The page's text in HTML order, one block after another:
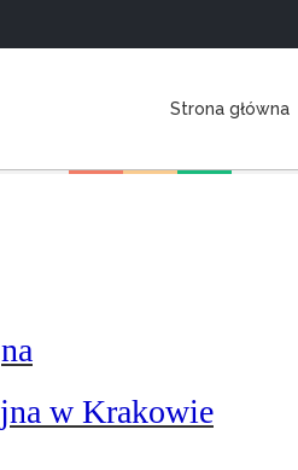
Strona główna
w Krakowie